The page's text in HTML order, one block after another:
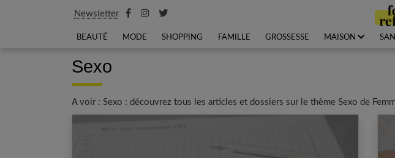
Newsletter
BEAUTÉ MODE SHOPPING FAMILLE GROSSESSE MAISON
Sexo
A voir : Sexo : découvrez tous les articles et dossiers sur le thème Sexo de